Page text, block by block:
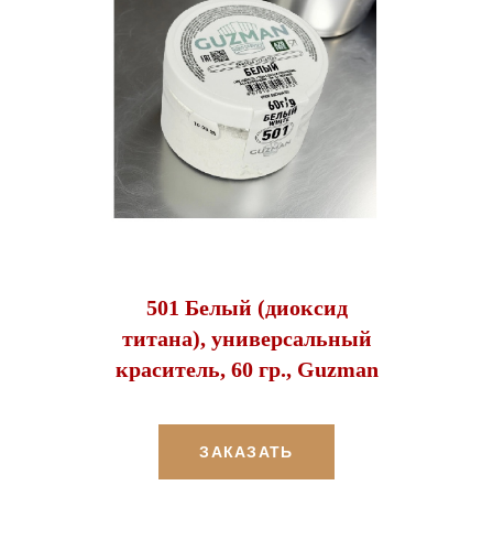
501 Белый (диоксид
титана), универсальный
краситель, 60 гр., Guzman
ЗАКАЗАТЬ